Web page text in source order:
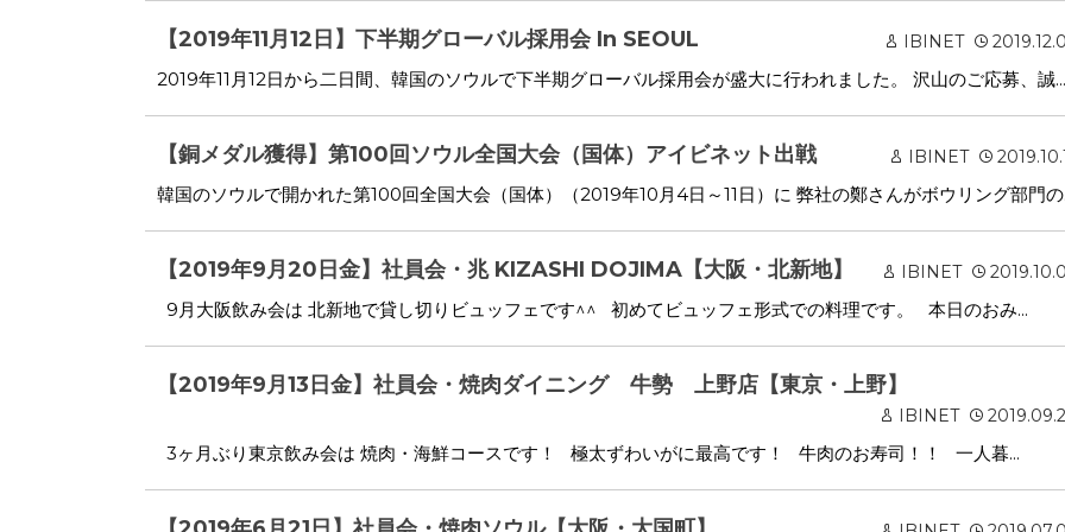
【2019年11月12日】下半期グローバル採用会 In SEOUL IBINET
2019年11月12日から二日間、韓国のソウルで下半期グローバル採用会が盛大に行われました。 沢山のご応募、誠...
【銅メダル獲得】第100回ソウル全国大会（国体）アイビネット出戦 IBINET
韓国のソウルで開かれた第100回全国大会（国体）（2019年10月4日～11日）に 弊社の鄭さんがボウリング部門の
【2019年9月20日金】社員会・兆 KIZASHI DOJIMA【大阪・北新地】 IBINET
9月大阪飲み会は 北新地で貸し切りビュッフェです^^ 初めてビュッフェ形式での料理です。 本日のおみ...
【2019年9月13日金】社員会・焼肉ダイニング 牛勢 上野店【東京・上野】
IBINET
3ヶ月ぶり東京飲み会は 焼肉・海鮮コースです！ 極太ずわいがに最高です！ 牛肉のお寿司！！ 一人暮...